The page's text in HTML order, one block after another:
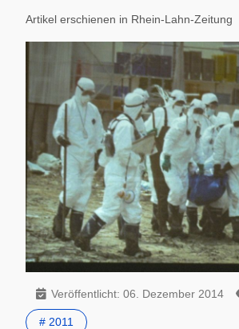
Artikel erschienen in Rhein-Lahn-Zeitung
Veröffentlicht: 06. Dezember 2014
# 2011